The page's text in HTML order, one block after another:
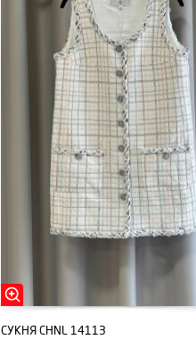
СУКНЯ CHNL 14113